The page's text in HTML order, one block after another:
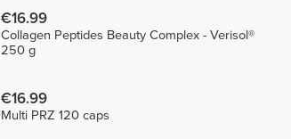
€16.99
Collagen Peptides Beauty Complex - Verisol®
250 g
€16.99
Multi PRZ 120 caps